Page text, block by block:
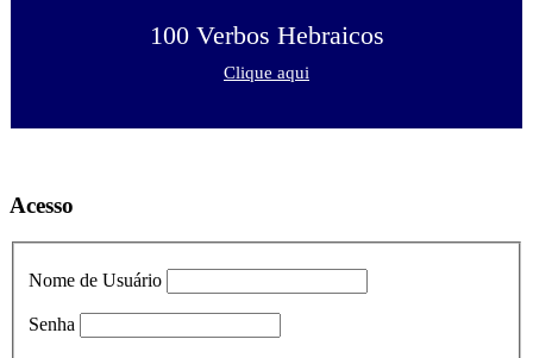
100 Verbos Hebraicos
Clique aqui
Acesso
Nome de Usuário
Senha